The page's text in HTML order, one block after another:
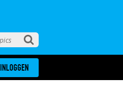
INLOGGEN